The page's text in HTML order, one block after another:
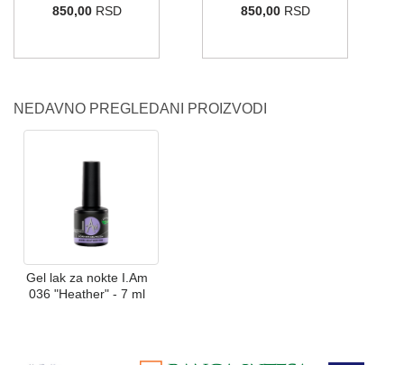
850,00RSD 850,00RSD
NEDAVNO PREGLEDANI PROIZVODI
Gel lak za nokte I.Am
036 "Heather" - 7 ml